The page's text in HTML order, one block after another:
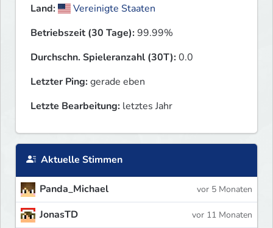
Land:
Vereinigte Staaten
Betriebszeit (30 Tage):99.99%
Durchschn. Spieleranzahl (30T):0.0
Letzter Ping:gerade eben
Letzte Bearbeitung: letztes Jahr
Aktuelle Stimmen
Panda_Michael vor 5 Monaten
JonasTD vor 11 Monaten